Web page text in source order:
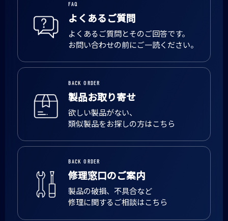
FAQ
よくあるご質問
よくあるご質問とそのご回答です。
お問い合わせの前にご一読ください。
BACK ORDER
製品お取り寄せ
欲しい製品がない、
類似製品をお探しの方はこちら
BACK ORDER
修理窓口のご案内
製品の破損、不具合など
修理に関するご相談はこちら